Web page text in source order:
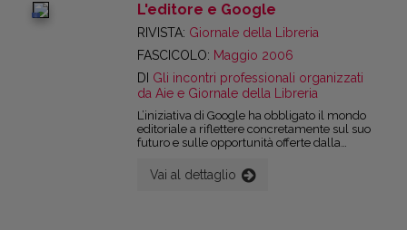
L'editore e Google
RIVISTA: Giornale della Libreria
FASCICOLO: Maggio 2006
DI Gli incontri professionali organizzati
da Aie e Giornale della Libreria
L’iniziativa di Google ha obbligato il mondo
editoriale a riflettere concretamente sul suo
futuro e sulle opportunità offerte dalla
business per la distribuzione dei contenuti
editoriali; e soprattutto ha imposto a tutti di
Vai al dettaglio